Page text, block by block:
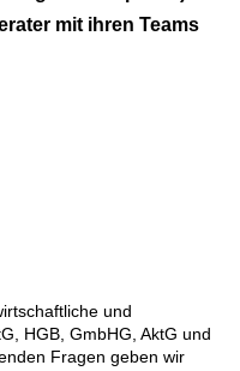
mit ihren Teams
und
HGB, GmbHG, AktG und
Fragen geben wir